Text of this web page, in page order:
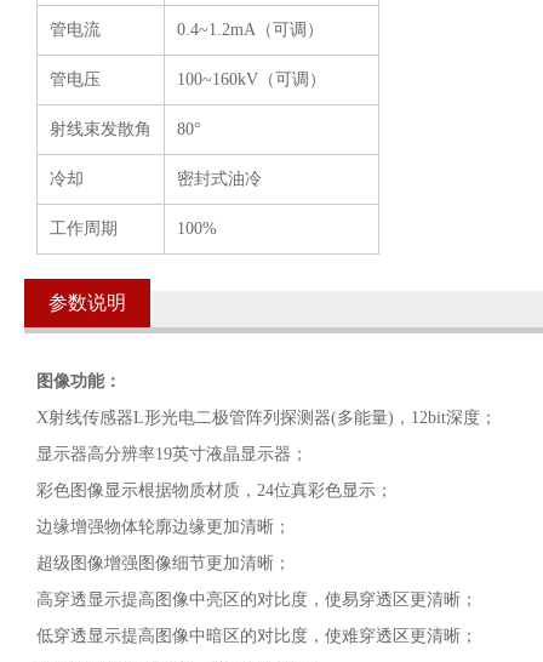
管电流 0.4~1.2mA（可调）
管电压 100~160kV（可调）
射线束发散角 80°
冷却 密封式油冷
工作周期 100%
参数说明
图像功能：
X射线传感器L形光电二极管阵列探测器(多能量)，12bit深度；
显示器高分辨率19英寸液晶显示器；
彩色图像显示根据物质材质，24位真彩色显示；
边缘增强物体轮廓边缘更加清晰；
超级图像增强图像细节更加清晰；
高穿透显示提高图像中亮区的对比度，使易穿透区更清晰；
低穿透显示提高图像中暗区的对比度，使难穿透区更清晰；